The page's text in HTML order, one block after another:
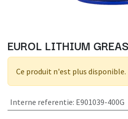
EUROL LITHIUM
Ce produit n'est plus disponible.
Interne referentie: E901039-400G